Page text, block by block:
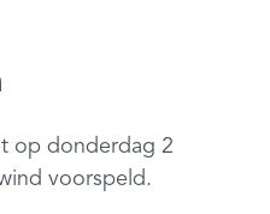
op donderdag 2
voorspeld.